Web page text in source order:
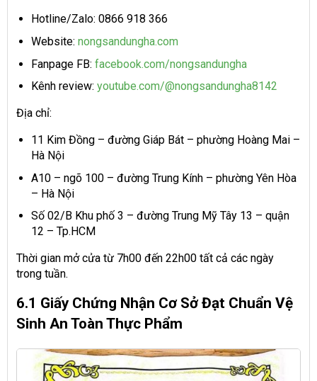
Hotline/Zalo: 0866 918 366
Website: nongsandungha.com
Fanpage FB: facebook.com/nongsandungha
Kênh review: youtube.com/@nongsandungha8142
Địa chỉ:
11 Kim Đồng – đường Giáp Bát – phường Hoàng Mai –
Hà Nội
A10 – ngõ 100 – đường Trung Kính – phường Yên Hòa
– Hà Nội
Số 02/B Khu phố 3 – đường Trung Mỹ Tây 13 – quận
12 – Tp.HCM
Thời gian mở cửa từ 7h00 đến 22h00 tất cả các ngày
trong tuần.
6.1 Giấy Chứng Nhận Cơ Sở Đạt Chuẩn Vệ
Sinh An Toàn Thực Phẩm